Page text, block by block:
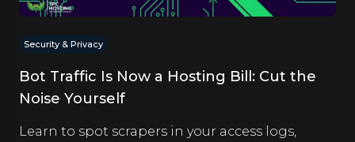
Security & Privacy
Bot Traffic Is Now a Hosting Bill: Cut the
Noise Yourself
Learn to spot scrapers in your access logs,